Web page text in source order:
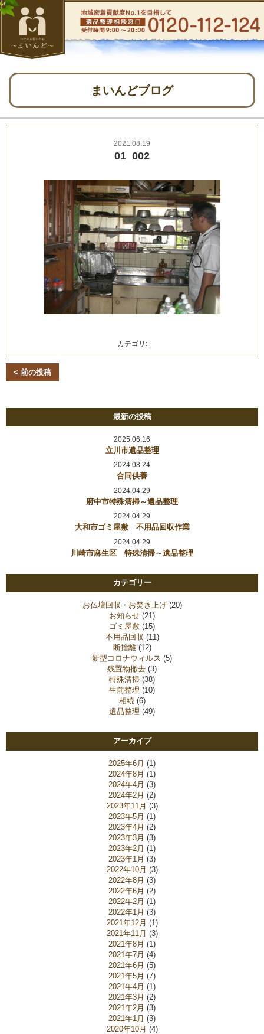
まいんどブログ
2021.08.19
01_002
カテゴリ:
< 前の投稿
最新の投稿
2025.06.16
立川市遺品整理
2024.08.24
合同供養
2024.04.29
府中市特殊清掃～遺品整理
2024.04.29
大和市ゴミ屋敷 不用品回収作業
2024.04.29
川崎市麻生区 特殊清掃～遺品整理
カテゴリー
お仏壇回収・お焚き上げ(20)
お知らせ (21)
ゴミ屋敷 (15)
不用品回収 (11)
断捨離(12)
新型コロナウィルス (5)
残置物撤去 (3)
特殊清掃 (38)
生前整理 (10)
相続(6)
遺品整理 (49)
アーカイブ
2025年6月 (1)
2024年8月 (1)
2024年4月 (3)
2024年2月 (2)
2023年11月 (3)
2023年5月 (1)
2023年4月 (2)
2023年3月 (3)
2023年2月 (1)
2023年1月 (3)
2022年10月 (3)
2022年8月 (3)
2022年6月 (2)
2022年2月 (1)
2022年1月 (3)
2021年12月 (1)
2021年11月 (3)
2021年8月 (1)
2021年7月 (4)
2021年6月 (5)
2021年5月 (7)
2021年4月 (1)
2021年3月 (2)
2021年2月 (3)
2021年1月 (3)
2020年10月 (4)